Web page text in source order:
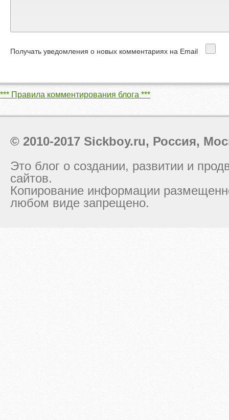
Получать уведомления о новых комментариях на Email
*** Правила комментирования блога ***
© 2010-2017 Sickboy.ru, Россия,
Это блог о создании, развитии и
сайтов.
Копирование информации
любом виде запрещено.